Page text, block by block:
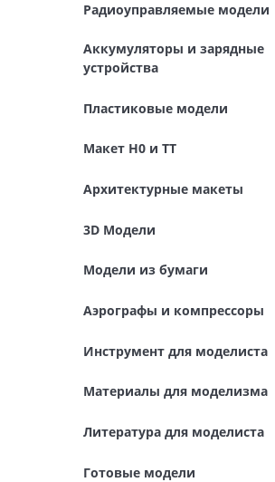
Макет H0 и TT
Архитектурные макеты
Радиоуправляемые модели
Аккумуляторы и зарядные
устройства
Пластиковые модели
Макет H0 и TT
Архитектурные макеты
3D Модели
Модели из бумаги
Аэрографы и компрессоры
Инструмент для моделиста
Материалы для моделизма
Литература для моделиста
Готовые модели